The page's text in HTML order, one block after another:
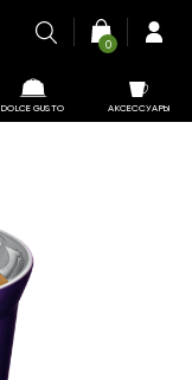
DOLCE GUSTO АКСЕССУАРЫ
0